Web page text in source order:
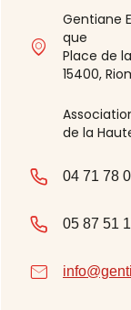
Gentiane
que
Place de
15400,
de la
04 71 78
05 87 51